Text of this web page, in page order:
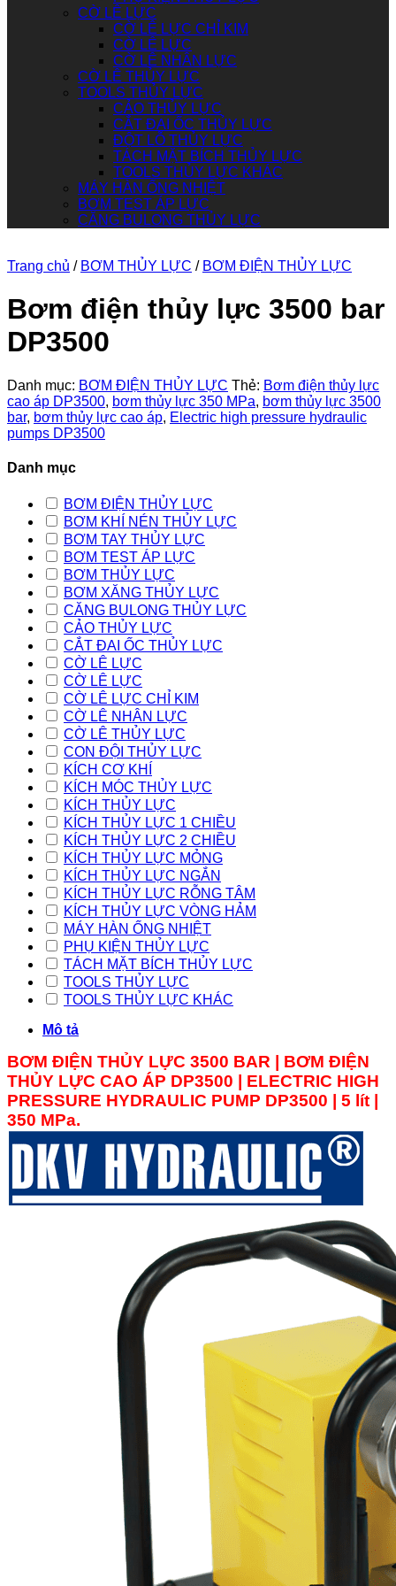
CỜ LÊ LỰC
CỜ LÊ LỰC CHỈ KIM
CỜ LÊ LỰC
CỜ LÊ NHÂN LỰC
CỜ LÊ THỦY LỰC
TOOLS THỦY LỰC
CẢO THỦY LỰC
CẮT ĐAI ỐC THỦY LỰC
ĐỘT LỖ THỦY LỰC
TÁCH MẶT BÍCH THỦY LỰC
TOOLS THỦY LỰC KHÁC
MÁY HÀN ỐNG NHIỆT
BƠM TEST ÁP LỰC
CĂNG BULONG THỦY LỰC
Trang chủ / BƠM THỦY LỰC / BƠM ĐIỆN THỦY LỰC
Bơm điện thủy lực 3500 bar
DP3500
Danh mục: BƠM ĐIỆN THỦY LỰC Thẻ: Bơm điện thủy lực
cao áp DP3500, bơm thủy lực 350 MPa, bơm thủy lực 3500
bar, bơm thủy lực cao áp, Electric high pressure hydraulic
pumps DP3500
Danh mục
BƠM ĐIỆN THỦY LỰC
BƠM KHÍ NÉN THỦY LỰC
BƠM TAY THỦY LỰC
BƠM TEST ÁP LỰC
BƠM THỦY LỰC
BƠM XĂNG THỦY LỰC
CĂNG BULONG THỦY LỰC
CẢO THỦY LỰC
CẮT ĐAI ỐC THỦY LỰC
CỜ LÊ LỰC
CỜ LÊ LỰC
CỜ LÊ LỰC CHỈ KIM
CỜ LÊ NHÂN LỰC
CỜ LÊ THỦY LỰC
CON ĐỘI THỦY LỰC
KÍCH CƠ KHÍ
KÍCH MÓC THỦY LỰC
KÍCH THỦY LỰC
KÍCH THỦY LỰC 1 CHIỀU
KÍCH THỦY LỰC 2 CHIỀU
KÍCH THỦY LỰC MỎNG
KÍCH THỦY LỰC NGẮN
KÍCH THỦY LỰC RỖNG TÂM
KÍCH THỦY LỰC VÒNG HẢM
MÁY HÀN ỐNG NHIỆT
PHỤ KIỆN THỦY LỰC
TÁCH MẶT BÍCH THỦY LỰC
TOOLS THỦY LỰC
TOOLS THỦY LỰC KHÁC
Mô tả
BƠM ĐIỆN THỦY LỰC 3500 BAR | BƠM ĐIỆN
THỦY LỰC CAO ÁP DP3500 | ELECTRIC HIGH
PRESSURE HYDRAULIC PUMP DP3500
| 5 lít |
350 MPa.